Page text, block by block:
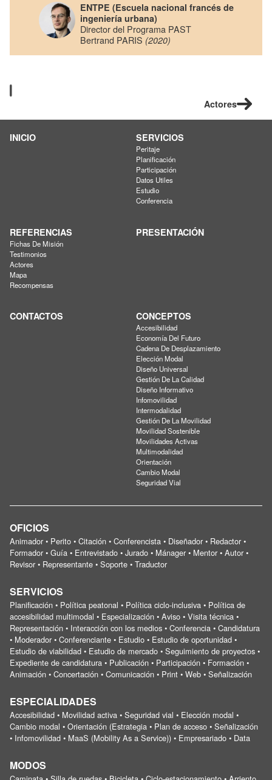
ENTPE (Escuela nacional francés de
ingeniería urbana)
Director del Programa PAST
Bertrand PARIS (2020)
Actores
INICIO SERVICIOS
Peritaje
Planificación
Participación
Datos Utiles
Estudio
Conferencia
REFERENCIAS
Fichas De Misión
Testimonios
Actores
Mapa
Recompensas
PRESENTACIÓN
CONTACTOS CONCEPTOS
Accesibilidad
Economía Del Futuro
Cadena De Desplazamiento
Elección Modal
Diseño Universal
Gestión De La Calidad
Diseño Informativo
Infomovilidad
Intermodalidad
Gestión De La Movilidad
Movilidad Sostenible
Movilidades Activas
Multimodalidad
Orientación
Cambio Modal
Seguridad Vial
OFICIOS
Animador • Perito • Citación • Conferencista • Diseñador • Redactor •
Formador • Guía • Entrevistado • Jurado • Mánager • Mentor • Autor •
Revisor • Representante • Soporte • Traductor
SERVICIOS
Planificación • Política peatonal • Política ciclo-inclusiva • Política de
accesibilidad multimodal • Especialización • Aviso • Visita técnica •
Representación • Interacción con los medios • Conferencia • Candidatura
• Moderador • Conferenciante • Estudio • Estudio de oportunidad •
Estudio de viabilidad • Estudio de mercado • Seguimiento de proyectos •
Expediente de candidatura • Publicación • Participación • Formación •
Animación • Concertación • Comunicación • Print • Web • Señalización
ESPECIALIDADES
Accesibilidad • Movilidad activa • Seguridad vial • Elección modal •
Cambio modal • Orientación (Estrategia • Plan de acceso • Señalización
• Infomovilidad • MaaS (Mobility As a Service)) • Empresariado • Data
MODOS